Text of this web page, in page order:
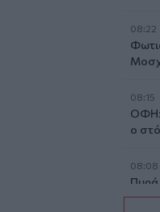
08:22
08:15
ΟΦΗ:
ο
08:08
Πυρά